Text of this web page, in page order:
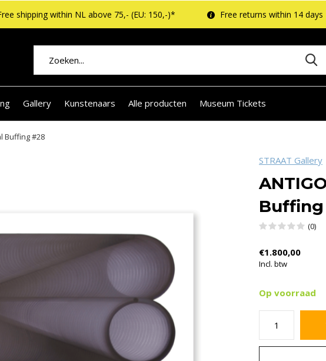
Gallery Kunstenaars Alle producten Museum Tickets
shipping within NL above 75,- (EU: 150,-)* Free returns within 14 days
Buffing #28
STRAAT Gallery
(0)
€1.800,00
Incl. btw
Op voorraad